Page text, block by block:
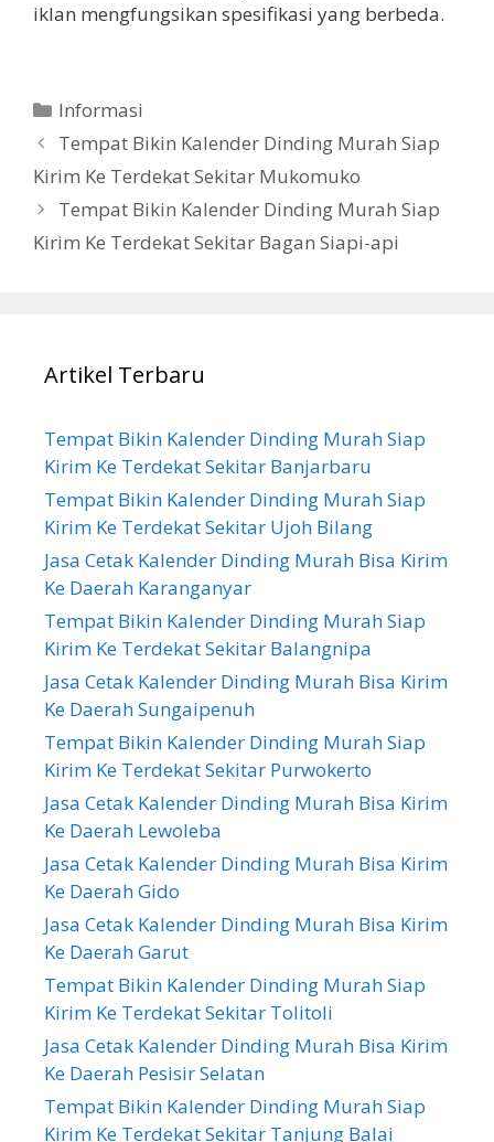
iklan mengfungsikan spesifikasi yang berbeda.
Categories
Informasi
Tempat Bikin Kalender Dinding Murah Siap
Kirim Ke Terdekat Sekitar Mukomuko
Tempat Bikin Kalender Dinding Murah Siap
Kirim Ke Terdekat Sekitar Bagan Siapi-api
Artikel Terbaru
Tempat Bikin Kalender Dinding Murah Siap
Kirim Ke Terdekat Sekitar Banjarbaru
Tempat Bikin Kalender Dinding Murah Siap
Kirim Ke Terdekat Sekitar Ujoh Bilang
Jasa Cetak Kalender Dinding Murah Bisa Kirim
Ke Daerah Karanganyar
Tempat Bikin Kalender Dinding Murah Siap
Kirim Ke Terdekat Sekitar Balangnipa
Jasa Cetak Kalender Dinding Murah Bisa Kirim
Ke Daerah Sungaipenuh
Tempat Bikin Kalender Dinding Murah Siap
Kirim Ke Terdekat Sekitar Purwokerto
Jasa Cetak Kalender Dinding Murah Bisa Kirim
Ke Daerah Lewoleba
Jasa Cetak Kalender Dinding Murah Bisa Kirim
Ke Daerah Gido
Jasa Cetak Kalender Dinding Murah Bisa Kirim
Ke Daerah Garut
Tempat Bikin Kalender Dinding Murah Siap
Kirim Ke Terdekat Sekitar Tolitoli
Jasa Cetak Kalender Dinding Murah Bisa Kirim
Ke Daerah Pesisir Selatan
Tempat Bikin Kalender Dinding Murah Siap
Kirim Ke Terdekat Sekitar Tanjung Balai